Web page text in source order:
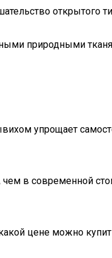
открытого
природными
упрощает
чем в современной
цене можно